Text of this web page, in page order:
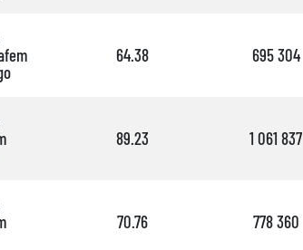
64.38 695 304
89.23 1 061 837
70.76 778 360